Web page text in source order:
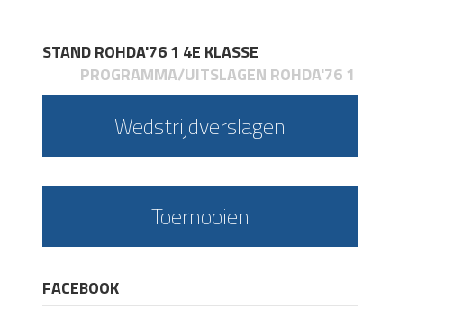
STAND ROHDA'76 1 4E KLASSE
PROGRAMMA/UITSLAGEN ROHDA'76 1
Wedstrijdverslagen
Toernooien
FACEBOOK